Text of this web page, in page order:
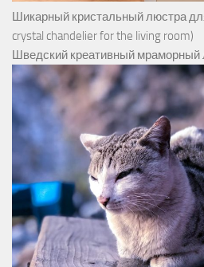
Шикарный кристальный люстра
crystal chandelier for the living room)
Шведский креативный мраморный